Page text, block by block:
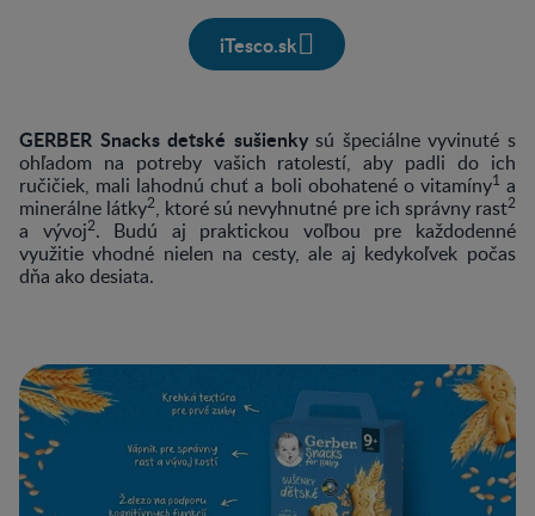
iTesco.sk
GERBER Snacks detské sušienkysú špeciálne vyvinuté s
ohľadom na potreby vašich ratolestí, aby padli do ich
ručičiek, mali lahodnú chuť a boli obohatené o vitamíny1 a
minerálne látky2, ktoré sú nevyhnutné pre ich správny rast2
a vývoj2. Budú aj praktickou voľbou pre každodenné
využitie vhodné nielen na cesty, ale aj kedykoľvek počas
dňa ako desiata.